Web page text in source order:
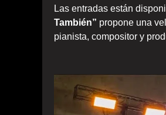
Las entradas están
También” propone una
pianista, compositor y